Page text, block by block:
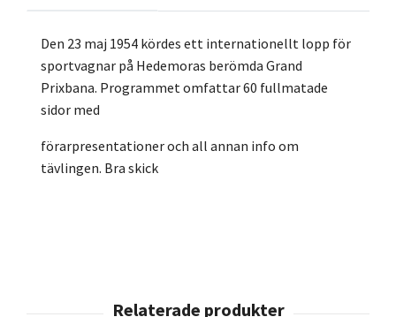
Den 23 maj 1954 kördes ett internationellt lopp för
sportvagnar på Hedemoras berömda Grand
Prixbana. Programmet omfattar 60 fullmatade
sidor med
förarpresentationer och all annan info om
tävlingen. Bra skick